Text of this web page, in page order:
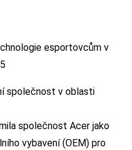
esportovcům v
společnost v oblasti
společnost Acer jako
vybavení (OEM) pro